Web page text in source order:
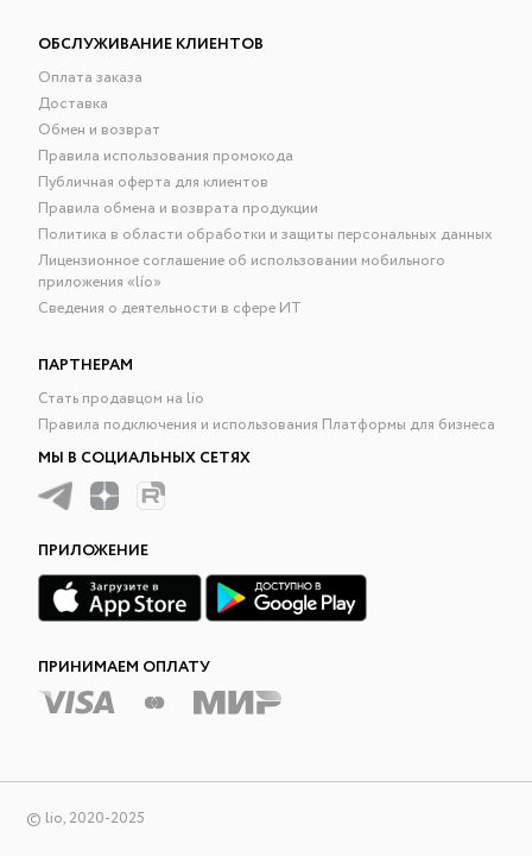
ОБСЛУЖИВАНИЕ КЛИЕНТОВ
Оплата заказа
Доставка
Обмен и возврат
Правила использования промокода
Публичная оферта для клиентов
Правила обмена и возврата продукции
Политика в области обработки и защиты персональных данных
Лицензионное соглашение об использовании мобильного
приложения «lío»
Сведения о деятельности в сфере ИТ
ПАРТНЕРАМ
Стать продавцом на lio
Правила подключения и использования Платформы для бизнеса
МЫ В СОЦИАЛЬНЫХ СЕТЯХ
ПРИЛОЖЕНИЕ
ПРИНИМАЕМ ОПЛАТУ
© lio, 2020-2025